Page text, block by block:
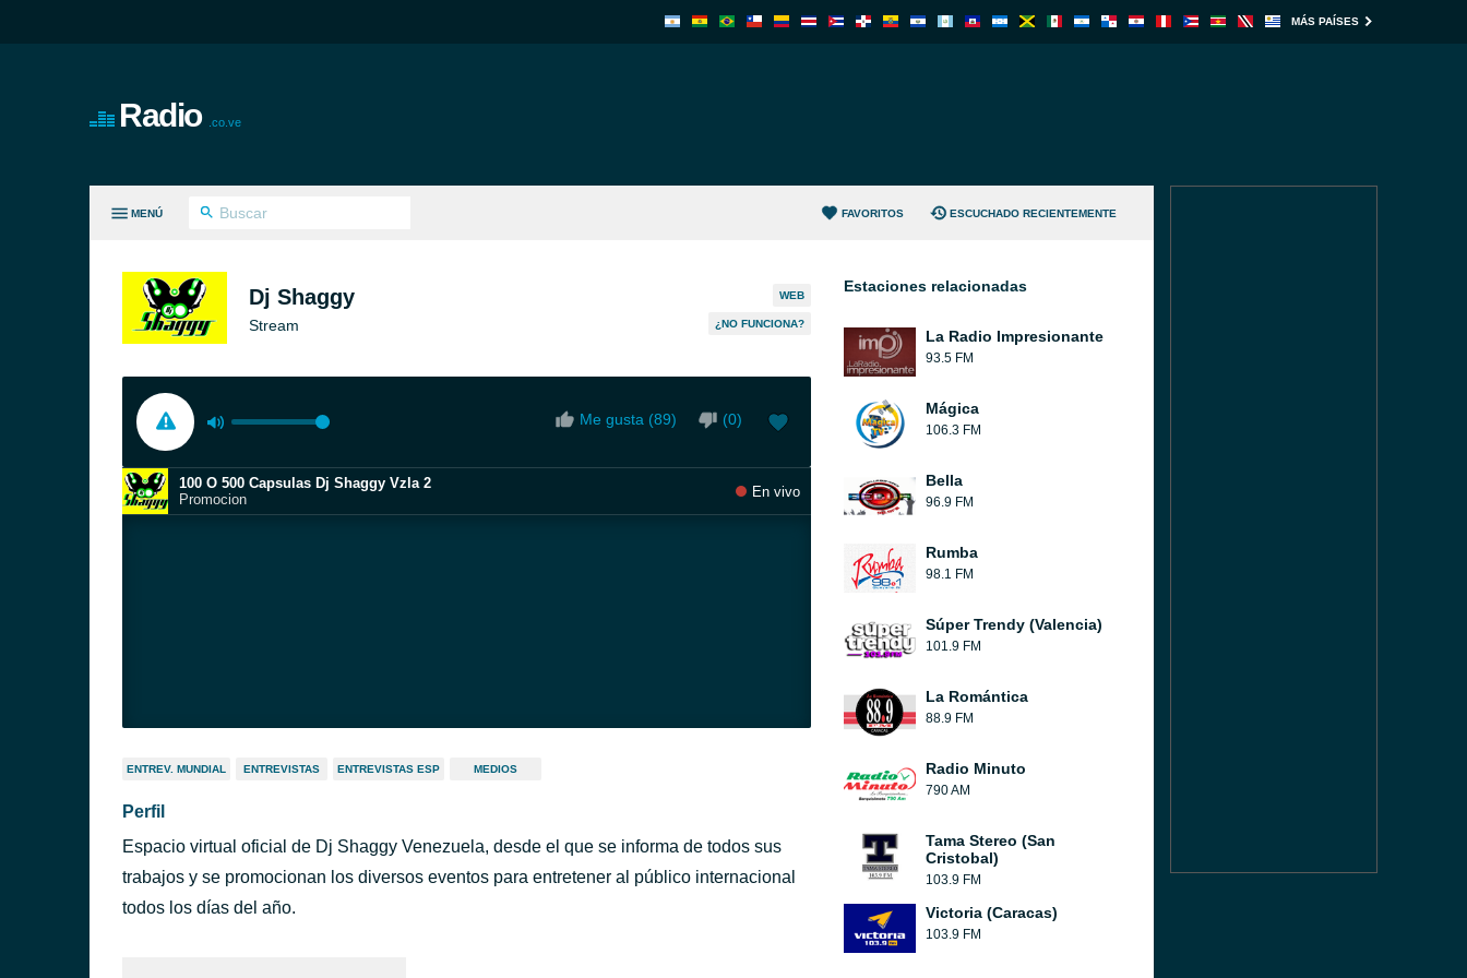
MÁS PAÍSES
Radio .co.ve
MENÚ FAVORITOS ESCUCHADO RECIENTEMENTE
Dj Shaggy
Stream
WEB
¿NO FUNCIONA?
Me gusta (89) (0)
100 O 500 Capsulas Dj Shaggy Vzla 2
Promocion
En vivo
ENTREV. MUNDIAL ENTREVISTAS ENTREVISTAS ESP MEDIOS
Perfil
Espacio virtual oficial de Dj Shaggy Venezuela, desde el que se informa de todos sus
trabajos y se promocionan los diversos eventos para entretener al público internacional
todos los días del año.
Estaciones relacionadas
La Radio Impresionante
93.5 FM
Mágica
106.3 FM
Bella
96.9 FM
Rumba
98.1 FM
Súper Trendy (Valencia)
101.9 FM
La Romántica
88.9 FM
Radio Minuto
790 AM
Tama Stereo (San
Cristobal)
103.9 FM
Victoria (Caracas)
103.9 FM